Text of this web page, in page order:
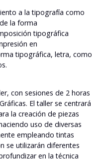
a la tipografía como
la forma
tipográfica
en
tipográfica, letra, como
con sesiones de 2 horas
El taller se centrará
la creación de piezas
uso de diversas
empleando tintas
se utilizarán diferentes
en la técnica